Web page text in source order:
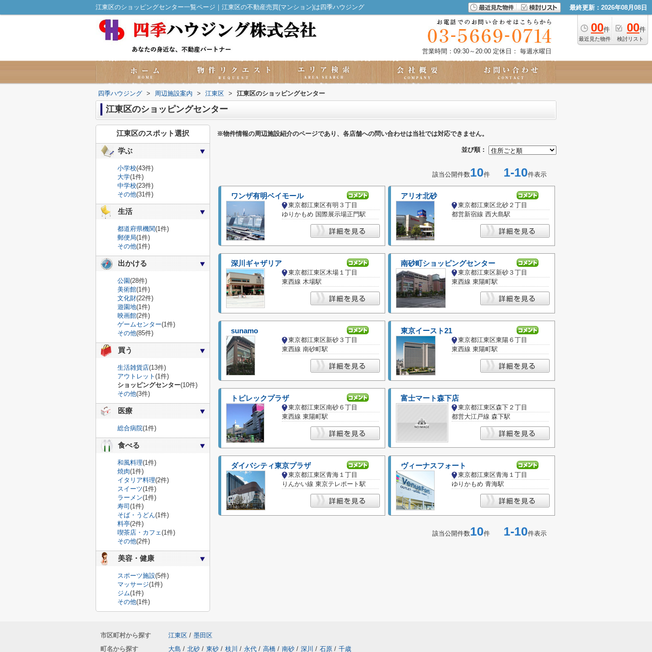
江東区のショッピングセンター一覧ページ｜江東区の不動産売買(マンション)は四季ハウジング 最終更新：2026年08月08日
00件
最近見た物件
00件
検討リスト
営業時間：09:30～20:00 定休日： 毎週水曜日
四季ハウジング > 周辺施設案内 > 江東区 > 江東区のショッピングセンター
江東区のショッピングセンター
※物件情報の周辺施設紹介のページであり、各店舗への問い合わせは当社では対応できません。
並び順：
該当公開件数10件 1-10件表示
ワンザ有明ベイモール
東京都江東区有明３丁目
ゆりかもめ 国際展示場正門駅
アリオ北砂
東京都江東区北砂２丁目
都営新宿線 西大島駅
深川ギャザリア
東京都江東区木場１丁目
東西線 木場駅
南砂町ショッピングセンター
東京都江東区新砂３丁目
東西線 東陽町駅
sunamo
東京都江東区新砂３丁目
東西線 南砂町駅
東京イースト21
東京都江東区東陽６丁目
東西線 東陽町駅
トピレックプラザ
東京都江東区南砂６丁目
東西線 東陽町駅
富士マート森下店
東京都江東区森下２丁目
都営大江戸線 森下駅
ダイバシティ東京プラザ
東京都江東区青海１丁目
りんかい線 東京テレポート駅
ヴィーナスフォート
東京都江東区青海１丁目
ゆりかもめ 青海駅
該当公開件数10件 1-10件表示
江東区のスポット選択
学ぶ
小学校(43件)
大学(1件)
中学校(23件)
その他(31件)
生活
都道府県機関(1件)
郵便局(1件)
その他(1件)
出かける
公園(28件)
美術館(1件)
文化財(22件)
遊園地(1件)
映画館(2件)
ゲームセンター(1件)
その他(85件)
買う
生活雑貨店(13件)
アウトレット (1件)
ショッピングセンター(10件)
その他(3件)
医療
総合病院(1件)
食べる
和風料理(1件)
焼肉(1件)
イタリア料理(2件)
スイーツ(1件)
ラーメン(1件)
寿司 (1件)
そば・うどん(1件)
料亭(2件)
喫茶店・カフェ(1件)
その他(2件)
美容・健康
スポーツ施設(5件)
マッサージ(1件)
ジム(1件)
その他(1件)
市区町村から探す 江東区 / 墨田区
町名から探す
大島 / 北砂 / 東砂 / 枝川 / 永代 / 高橋 / 南砂 / 深川 / 石原 / 千歳